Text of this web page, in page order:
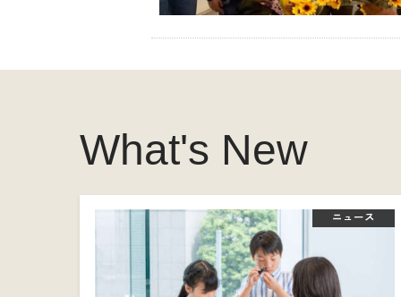
What's New
ニュース